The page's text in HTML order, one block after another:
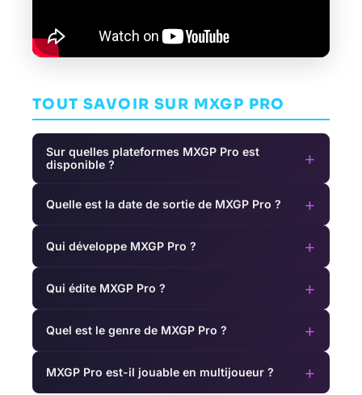
TOUT SAVOIR SUR MXGP PRO
Sur quelles plateformes MXGP Pro est
disponible ?
+
Quelle est la date de sortie de MXGP Pro ? +
Qui développe MXGP Pro ? +
Qui édite MXGP Pro ? +
Quel est le genre de MXGP Pro ? +
MXGP Pro est-il jouable en multijoueur ? +